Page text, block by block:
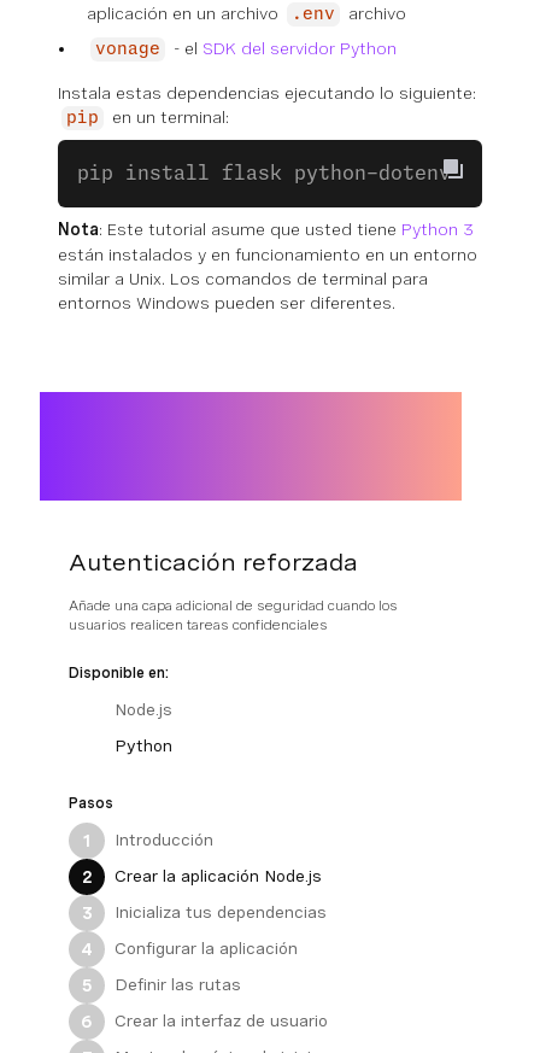
aplicación en un archivo
.env archivo
vonage - el SDK del servidor Python
Instala estas dependencias ejecutando lo siguiente:
pip en un terminal:
pip install flask python-dotenv vonage
Nota: Este tutorial asume que usted tiene Python 3
están instalados y en funcionamiento en un entorno
similar a Unix. Los comandos de terminal para
entornos Windows pueden ser diferentes.
Autenticación reforzada
Añade una capa adicional de seguridad cuando los
usuarios realicen tareas confidenciales
Disponible en:
Node.js
Python
Pasos
1
Introducción
2
Crear la aplicación Node.js
3
Inicializa tus dependencias
4
Configurar la aplicación
5
Definir las rutas
6
Crear la interfaz de usuario